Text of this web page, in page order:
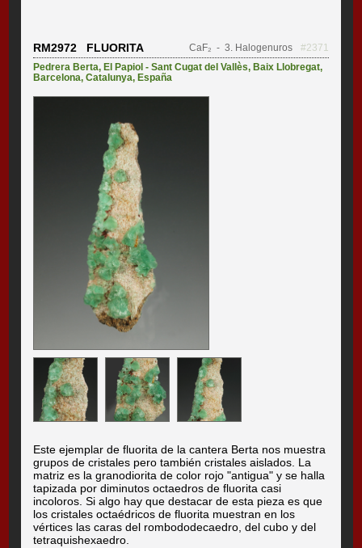
RM2972 FLUORITA CaF₂ - 3. Halogenuros
#2371
Pedrera Berta, El Papiol - Sant Cugat del Vallès, Baix Llobregat,
Barcelona,Catalunya, España
Este ejemplar de fluorita de la cantera Berta nos muestra
grupos de cristales pero también cristales aislados. La
matriz es la granodiorita de color rojo "antigua" y se halla
tapizada por diminutos octaedros de fluorita casi
incoloros. Si algo hay que destacar de esta pieza es que
los cristales octaédricos de fluorita muestran en los
vértices las caras del rombododecaedro, del cubo y del
tetraquishexaedro.